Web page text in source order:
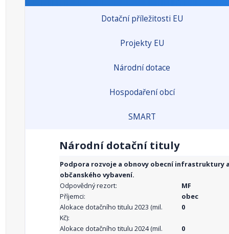
Dotační příležitosti EU
Projekty EU
Národní dotace
Hospodaření obcí
SMART
Národní dotační tituly
Podpora rozvoje a obnovy obecní infrastruktury
občanského vybavení.
Odpovědný rezort:
MF
Příjemci:
obec
Alokace dotačního titulu 2023 (mil.
Kč):
0
Alokace dotačního titulu 2024 (mil.
0